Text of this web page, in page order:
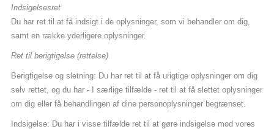
Indsigelsesret
Du har ret til at få indsigt i de oplysninger, som vi behandler om dig,
samt en række yderligere oplysninger.
Ret til berigtigelse (rettelse)
Berigtigelse og sletning: Du har ret til at få urigtige oplysninger om dig
selv rettet, og du har - I særlige tilfælde - ret til at få slettet oplysninger
om dig eller få behandlingen af dine personoplysninger begrænset.
Indsigelse: Du har i visse tilfælde ret til at gøre indsigelse mod vores